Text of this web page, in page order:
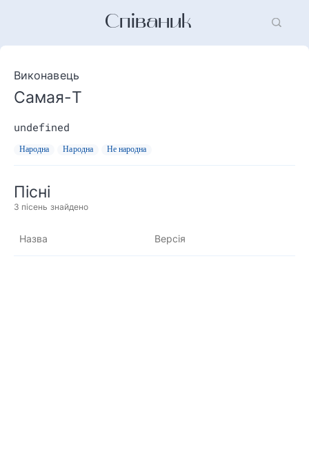
Співаник
Виконавець
Самая-Т
undefined
Народна Народна Не народна
Пісні
3 пісень знайдено
Назва Версія